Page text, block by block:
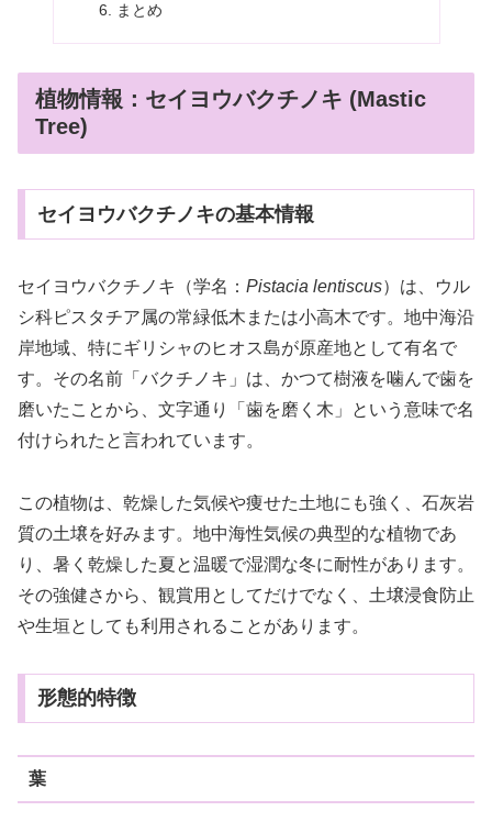
まとめ
植物情報：セイヨウバクチノキ (Mastic
Tree)
セイヨウバクチノキの基本情報
セイヨウバクチノキ（学名： Pistacia lentiscus）は、ウル
シ科ピスタチア属の常緑低木または小高木です。地中海沿
岸地域、特にギリシャのヒオス島が原産地として有名で
す。その名前「バクチノキ」は、かつて樹液を噛んで歯を
磨いたことから、文字通り「歯を磨く木」という意味で名
付けられたと言われています。
この植物は、乾燥した気候や痩せた土地にも強く、石灰岩
質の土壌を好みます。地中海性気候の典型的な植物であ
り、暑く乾燥した夏と温暖で湿潤な冬に耐性があります。
その強健さから、観賞用としてだけでなく、土壌浸食防止
や生垣としても利用されることがあります。
形態的特徴
葉